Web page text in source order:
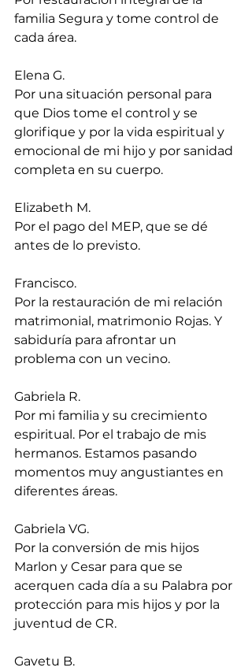
familia Segura y tome control de
cada área.
Elena G.
Por una situación personal para
que Dios tome el control y se
glorifique y por la vida espiritual y
emocional de mi hijo y por sanidad
completa en su cuerpo.
Elizabeth M.
Por el pago del MEP, que se dé
antes de lo previsto.
Francisco.
Por la restauración de mi relación
matrimonial, matrimonio Rojas. Y
sabiduría para afrontar un
problema con un vecino.
Gabriela R.
Por mi familia y su crecimiento
espiritual. Por el trabajo de mis
hermanos. Estamos pasando
momentos muy angustiantes en
diferentes áreas.
Gabriela VG.
Por la conversión de mis hijos
Marlon y Cesar para que se
acerquen cada día a su Palabra por
protección para mis hijos y por la
juventud de CR.
Gavetu B.